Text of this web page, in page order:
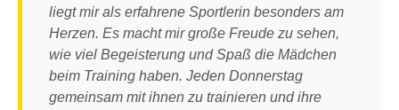
liegt mir als erfahrene Sportlerin besonders am
Herzen. Es macht mir große Freude zu sehen,
wie viel Begeisterung und Spaß die Mädchen
beim Training haben. Jeden Donnerstag
gemeinsam mit ihnen zu trainieren und ihre